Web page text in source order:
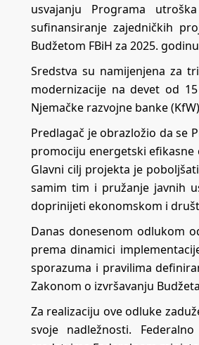
usvajanju Programa
sufinansiranje zajedničkih
Budžetom FBiH za 2025.
Sredstva su namijenjena za
modernizacije na devet od
Njemačke razvojne banke
Predlagač je obrazložio da se
promociju energetski
Glavni cilj projekta je
samim tim i pružanje javnih
doprinijeti ekonomskom i
Danas donesenom odlukom
prema dinamici
sporazuma i pravilima
Zakonom o izvršavanju
Za realizaciju ove odluke
svoje nadležnosti.